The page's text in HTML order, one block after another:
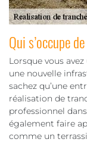
Qui s’occupe
Lorsque vous
une nouvelle
sachez qu’une
réalisation de
professionnel
également faire
comme un